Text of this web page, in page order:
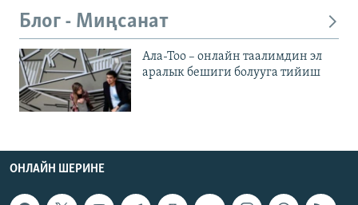
Блог - Миңсанат
Ала-Тоо – онлайн таалимдин эл
аралык бешиги болууга тийиш
ОНЛАЙН ШЕРИНЕ